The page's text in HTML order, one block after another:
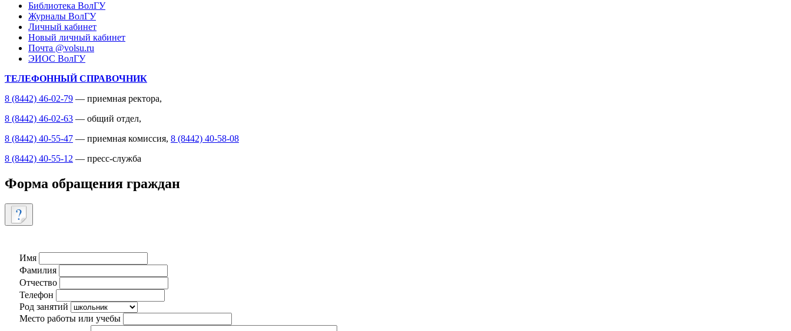
Библиотека ВолГУ
Журналы ВолГУ
Личный кабинет
Новый личный кабинет
Почта @volsu.ru
ЭИОС ВолГУ
ТЕЛЕФОННЫЙ СПРАВОЧНИК
8 (8442) 46-02-79 — приемная ректора,
8 (8442) 46-02-63 — общий отдел,
8 (8442) 40-55-47 — приемная комиссия, 8 (8442) 40-58-08
8 (8442) 40-55-12 — пресс-служба
Форма обращения граждан
Имя
Фамилия
Отчество
Телефон
Род занятий
Место работы или учебы